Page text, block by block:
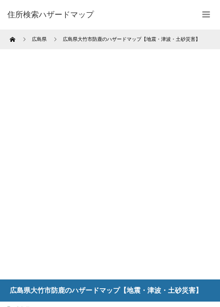
住所検索ハザードマップ
Home 広島県 広島県大竹市防鹿のハザードマップ【地震・津波・土砂災害】
広島県大竹市防鹿のハザードマップ【地震・津波・土砂災害】